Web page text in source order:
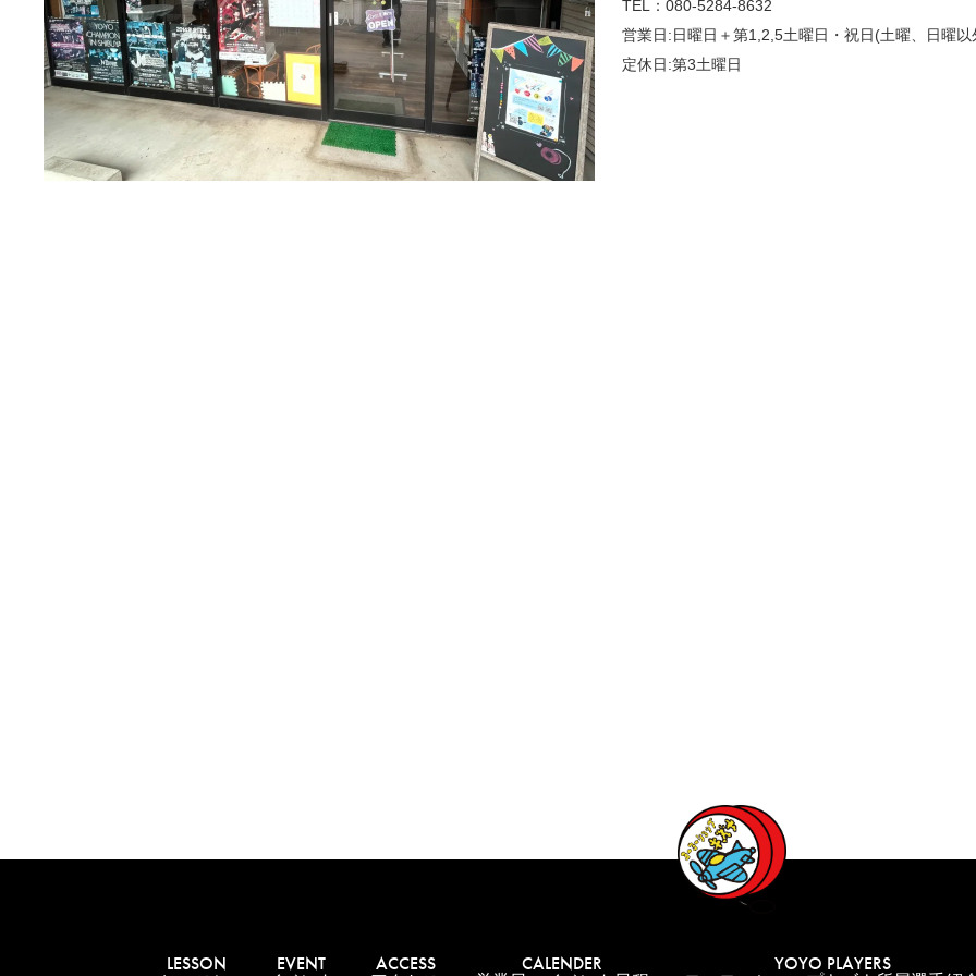
​TEL：080-5284-8632
営業日:日曜日＋第1,2,5土曜日・祝日(土曜、日曜
定休日:第3土曜日
LESSON EVENT ACCESS CALENDER YOYO PLAYERS